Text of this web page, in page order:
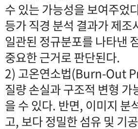
수 있는 가능성을 보여주
등가 직경 분석 결과가 제
일관된 정규분포를 나타낸
중요한 근거로 판단된다.
2) 고온연소법(Burn-Out
질량 손실과 구조적 변형
을 수 있다. 반면, 이미지 분
고, 보다 정밀한 섬유 및 기